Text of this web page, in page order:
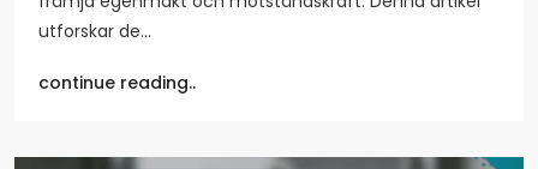
utforskar de…
continue reading..